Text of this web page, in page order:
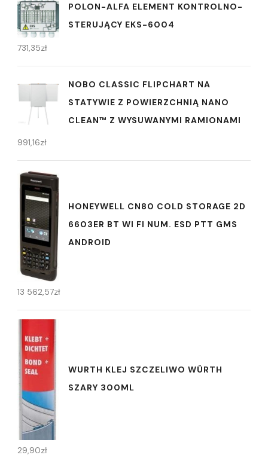
POLON-ALFA ELEMENT KONTROLNO-
STERUJĄCY EKS-6004
731,35zł
NOBO CLASSIC FLIPCHART NA
STATYWIE Z POWIERZCHNIĄ NANO
CLEAN™ Z WYSUWANYMI RAMIONAMI
991,16zł
HONEYWELL CN80 COLD STORAGE 2D
6603ER BT WI FI NUM. ESD PTT GMS
ANDROID
13 562,57zł
WURTH KLEJ SZCZELIWO WÜRTH
SZARY 300ML
29,90zł